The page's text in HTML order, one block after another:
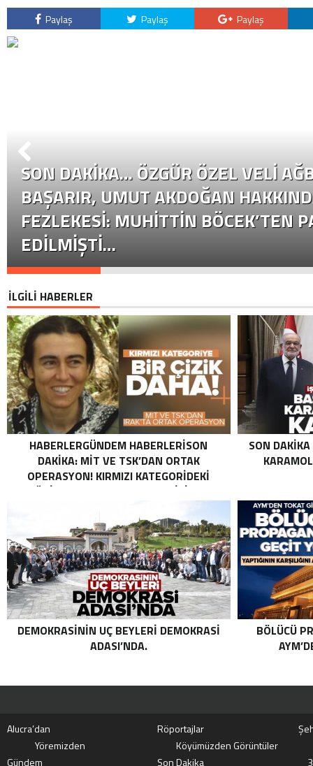
Paylaş Paylaş Paylaş
SON DAKİKA… ÖZGÜR ÖZEL VELI
BAŞARIR, UMUT AKDOĞAN
FEZLEKESI: MUHITTIN BÖCEK’TEN
EDILMIŞTI…
İLGİLİ HABERLER
HABERLERGÜNDEM HABERLERISON
DAKIKA: MİT VE TSK’DAN ORTAK
OPERASYON! KIRMIZI KATEGORIDEKI
TERÖRIST NAZLI TAŞPINAR ETKISIZ HALE
ORTAK OPERASYON! KIRMIZI
KATEGORIDEKI TERÖRIST NAZLI
TAŞPINAR ETKISIZ HALE GETIRILDI .
SON
DEMOKRASININ UÇ BEYLERI DEMOKRASI
ADASI’NDA.
BÖLÜCÜ
Alucra’dan Röportajlar
Yöremizden
Köyümüzden Görüntüler
Gündem
Son Dakika